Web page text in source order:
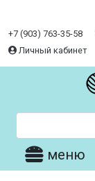
+7 (903) 763-35-58
Личный кабинет
меню